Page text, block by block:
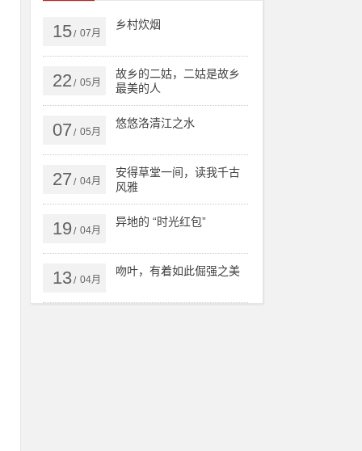
15/ 07月
乡村炊烟
22 / 05月
故乡的二姑，二姑是故乡
最美的人
07 / 05月
悠悠洛清江之水
27 / 04月
安得草堂一间，读我千古
风雅
19/ 04月
异地的 “时光红包”
13/ 04月
吻叶，有着如此倔强之美